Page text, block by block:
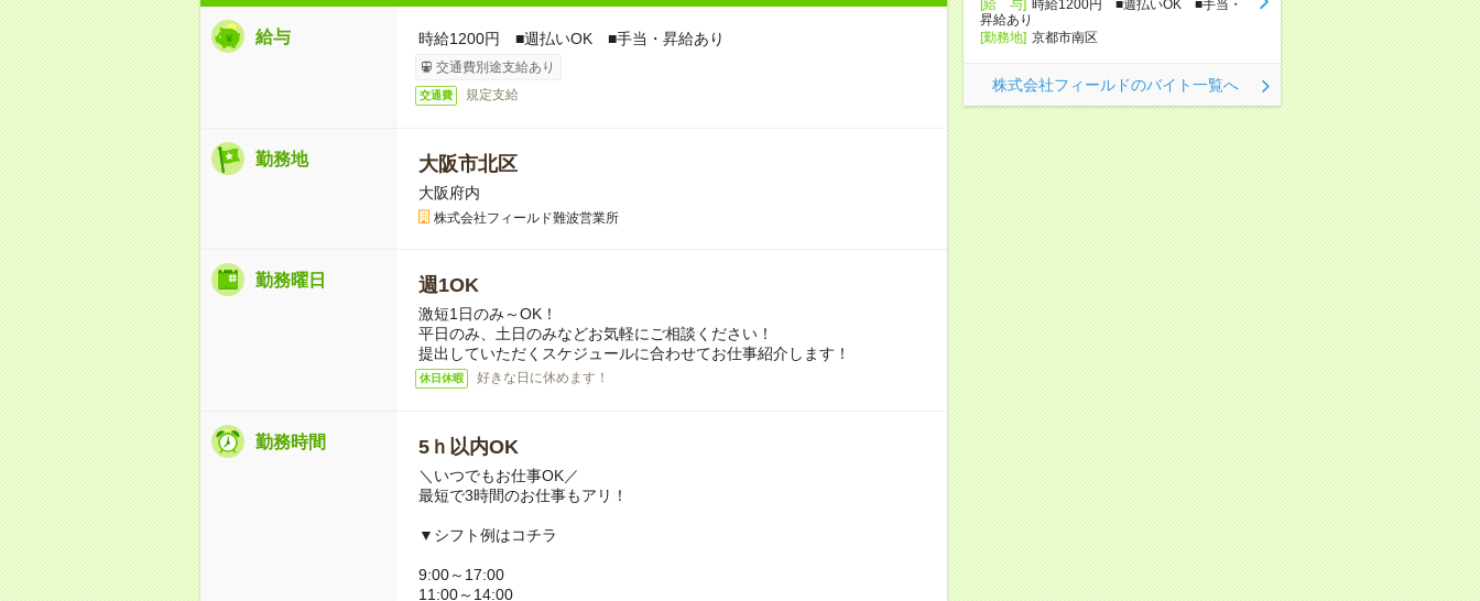
給与 時給1200円 ■週払いOK ■手当・昇給あり
交通費別途支給あり
交通費 規定支給
勤務地 大阪市北区
大阪府内
株式会社フィールド難波営業所
勤務曜日 週1OK
激短1日のみ～OK！
平日のみ、土日のみなどお気軽にご相談ください！
提出していただくスケジュールに合わせてお仕事紹介します！
休日休暇 好きな日に休めます！
勤務時間 5ｈ以内OK
＼いつでもお仕事OK／
最短で3時間のお仕事もアリ！
▼シフト例はコチラ
9:00～17:00
11:00～14:00
[給 与] 時給1200円 ■週払いOK ■手当・
昇給あり
[勤務地] 京都市南区
株式会社フィールドのバイト一覧へ